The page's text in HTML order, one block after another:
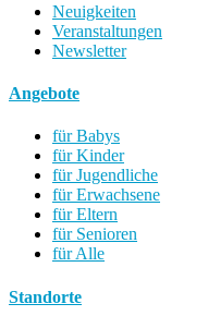
Neuigkeiten
Veranstaltungen
Newsletter
Angebote
für Babys
für Kinder
für Jugendliche
für Erwachsene
für Eltern
für Senioren
für Alle
Standorte